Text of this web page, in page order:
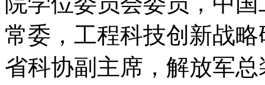
常委，工程科技创新战
省科协副主席，解放军